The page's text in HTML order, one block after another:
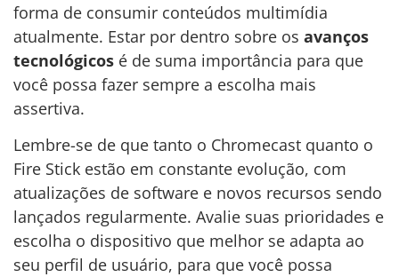
forma de consumir conteúdos multimídia
atualmente. Estar por dentro sobre os avanços
tecnológicos é de suma importância para que
você possa fazer sempre a escolha mais
assertiva.
Lembre-se de que tanto o Chromecast quanto o
Fire Stick estão em constante evolução, com
atualizações de software e novos recursos sendo
lançados regularmente. Avalie suas prioridades e
escolha o dispositivo que melhor se adapta ao
seu perfil de usuário, para que você possa